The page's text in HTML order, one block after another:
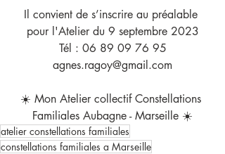
Il convient de s’inscrire au préalable
pour l'Atelier du 9 septembre 2023
Tél : 06 89 09 76 95
agnes.ragoy@gmail.com
☀️ Mon Atelier collectif Constellations
Familiales Aubagne - Marseille ☀️
atelier constellations familiales
constellations familiales a Marseille